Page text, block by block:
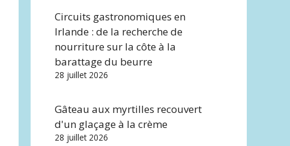
Circuits gastronomiques en
Irlande : de la recherche de
nourriture sur la côte à la
barattage du beurre
28 juillet 2026
Gâteau aux myrtilles recouvert
d'un glaçage à la crème
28 juillet 2026